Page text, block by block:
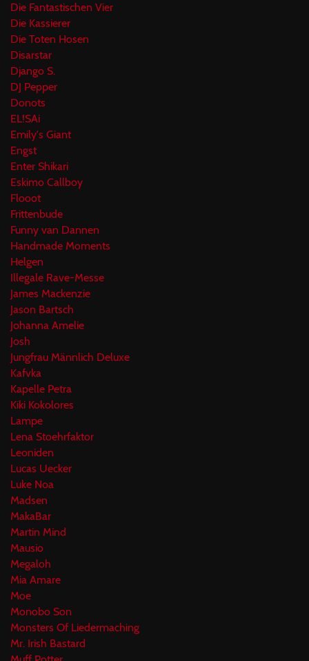
Die Fantastischen Vier
Die Kassierer
Die Toten Hosen
Disarstar
Django S.
DJ Pepper
Donots
EL!SAi
Emily's Giant
Engst
Enter Shikari
Eskimo Callboy
Flooot
Frittenbude
Funny van Dannen
Handmade Moments
Helgen
Illegale Rave-Messe
James Mackenzie
Jason Bartsch
Johanna Amelie
Josh
Jungfrau Männlich Deluxe
Kafvka
Kapelle Petra
Kiki Kokolores
Lampe
Lena Stoehrfaktor
Leoniden
Lucas Uecker
Luke Noa
Madsen
MakaBar
Martin Mind
Mausio
Megaloh
Mia Amare
Moe
Monobo Son
Monsters Of Liedermaching
Mr. Irish Bastard